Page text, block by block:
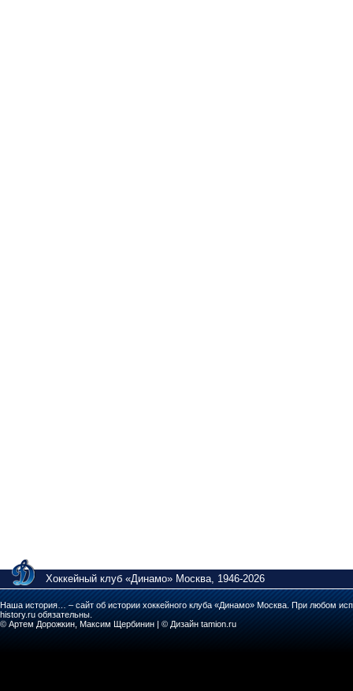
Хоккейный клуб «Динамо» Москва, 1946-2026
Наша история… – сайт об истории хоккейного клуба «Динамо» Москва. При любом
history.ru обязательны.
© Артем Дорожкин, Максим Щербинин | © Дизайн tamion.ru